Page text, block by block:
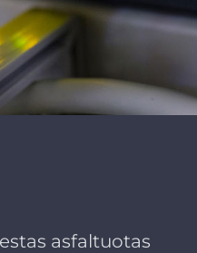
asfaltuotas